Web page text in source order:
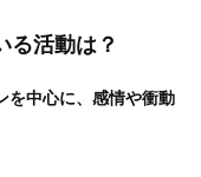
る活動は？
を中心に、感情や衝動